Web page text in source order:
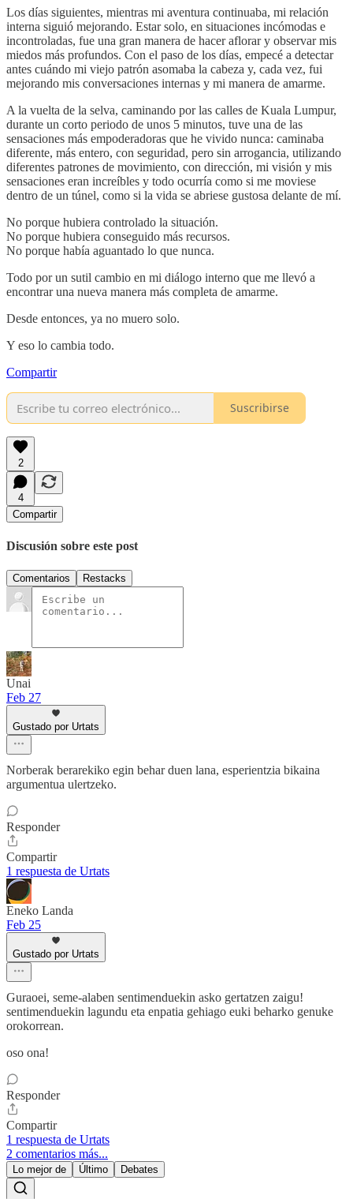
Los días siguientes, mientras mi aventura continuaba, mi relación
interna siguió mejorando. Estar solo, en situaciones incómodas e
incontroladas, fue una gran manera de hacer aflorar y observar mis
miedos más profundos. Con el paso de los días, empecé a detectar
antes cuándo mi viejo patrón asomaba la cabeza y, cada vez, fui
mejorando mis conversaciones internas y mi manera de amarme.
A la vuelta de la selva, caminando por las calles de Kuala Lumpur,
durante un corto periodo de unos 5 minutos, tuve una de las
sensaciones más empoderadoras que he vivido nunca: caminaba
diferente, más entero, con seguridad, pero sin arrogancia, utilizando
diferentes patrones de movimiento, con dirección, mi visión y mis
sensaciones eran increíbles y todo ocurría como si me moviese
dentro de un túnel, como si la vida se abriese gustosa delante de mí.
No porque hubiera controlado la situación.
No porque hubiera conseguido más recursos.
No porque había aguantado lo que nunca.
Todo por un sutil cambio en mi diálogo interno que me llevó a
encontrar una nueva manera más completa de amarme.
Desde entonces, ya no muero solo.
Y eso lo cambia todo.
Compartir
Suscribirse
2
4
Compartir
Discusión sobre este post
Comentarios Restacks
Unai
Feb 27
Gustado por Urtats
Norberak berarekiko egin behar duen lana, esperientzia bikaina
argumentua ulertzeko.
Responder
Compartir
1 respuesta de Urtats
Eneko Landa
Feb 25
Gustado por Urtats
Guraoei, seme-alaben sentimenduekin asko gertatzen zaigu!
sentimenduekin lagundu eta enpatia gehiago euki beharko genuke
orokorrean.
oso ona!
Responder
Compartir
1 respuesta de Urtats
2 comentarios más...
Lo mejor de Último Debates